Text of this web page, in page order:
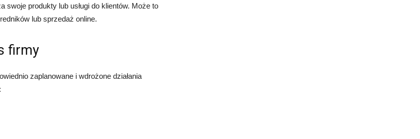
produkty lub usługi do klientów. Może to
lub sprzedaż online.
firmy
zaplanowane i wdrożone działania